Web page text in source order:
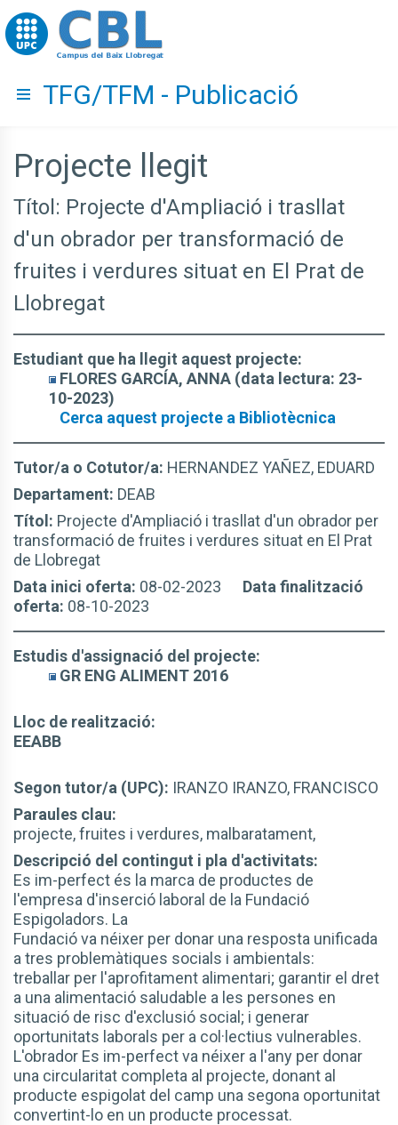
Go to upc.edu
Hide menu
TFG/TFM - Publicació
Projecte llegit
Títol: Projecte d'Ampliació i trasllat
d'un obrador per transformació de
fruites i verdures situat en El Prat de
Llobregat
Estudiant que ha llegit aquest projecte:
FLORES GARCÍA, ANNA (data lectura: 23-
10-2023)
Cerca aquest projecte a Bibliotècnica
Tutor/a o Cotutor/a: HERNANDEZ YAÑEZ, EDUARD
Departament: DEAB
Títol: Projecte d'Ampliació i trasllat d'un obrador per
transformació de fruites i verdures situat en El Prat
de Llobregat
Data inici oferta: 08-02-2023 Data finalització
oferta: 08-10-2023
Estudis d'assignació del projecte:
GR ENG ALIMENT 2016
Lloc de realització:
EEABB
Segon tutor/a (UPC): IRANZO IRANZO, FRANCISCO
Paraules clau:
projecte, fruites i verdures, malbaratament,
Descripció del contingut i pla d'activitats:
Es im-perfect és la marca de productes de
l'empresa d'inserció laboral de la Fundació
Espigoladors. La
Fundació va néixer per donar una resposta unificada
a tres problemàtiques socials i ambientals:
treballar per l'aprofitament alimentari; garantir el dret
a una alimentació saludable a les persones en
situació de risc d'exclusió social; i generar
oportunitats laborals per a col·lectius vulnerables.
L'obrador Es im-perfect va néixer a l'any per donar
una circularitat completa al projecte, donant al
producte espigolat del camp una segona oportunitat
convertint-lo en un producte processat.